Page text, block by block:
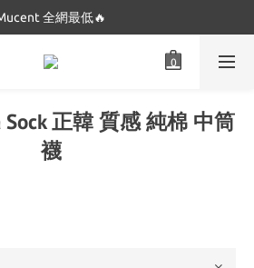
最低$280起🔥
全網最低🔥
最低$280起🔥
Sock 正韓 質感 純棉 中筒
襪